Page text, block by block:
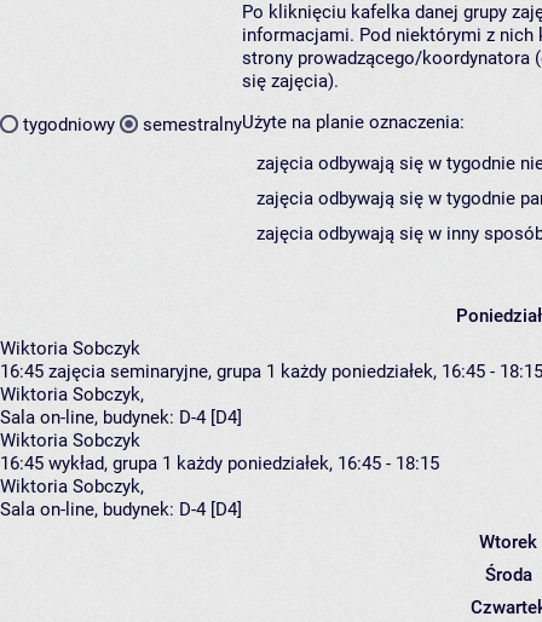
tygodniowy semestralny
Po kliknięciu kafelka danej grupy
informacjami. Pod niektórymi z nich
strony prowadzącego/koordynatora
się zajęcia).
Użyte na planie oznaczenia:
zajęcia odbywają się w tygodnie
zajęcia odbywają się w tygodnie
zajęcia odbywają się w inny
Wiktoria Sobczyk
16:45 zajęcia seminaryjne, grupa 1 każdy poniedziałek, 16:45 - 18:15
Wiktoria Sobczyk,
Sala on-line, budynek: D-4 [D4]
Wiktoria Sobczyk
16:45 wykład, grupa 1 każdy poniedziałek, 16:45 - 18:15
Wiktoria Sobczyk,
Sala on-line, budynek: D-4 [D4]
Wtorek
Środa